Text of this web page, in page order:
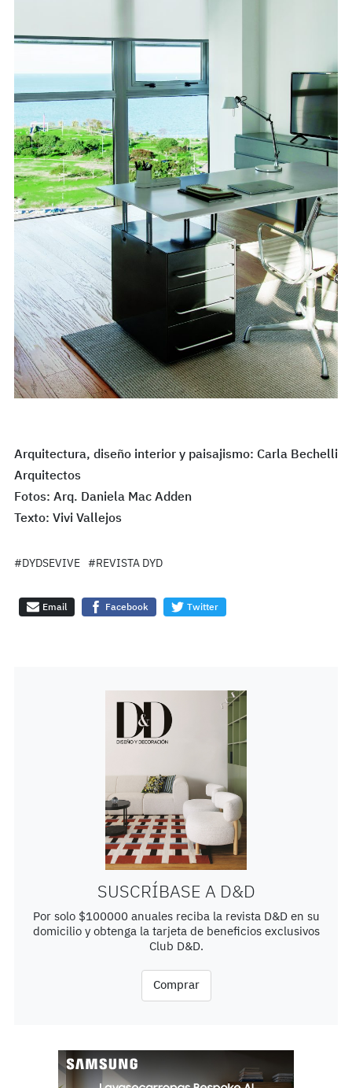
Arquitectura, diseño interior y paisajismo: Carla Bechelli
Arquitectos
Fotos: Arq. Daniela Mac Adden
Texto: Vivi Vallejos
#DYDSEVIVE #REVISTA DYD
Email Facebook Twitter
SUSCRÍBASE A D&D
Por solo $100000 anuales reciba la revista D&D en su
domicilio y obtenga la tarjeta de beneficios exclusivos
Club D&D.
Comprar